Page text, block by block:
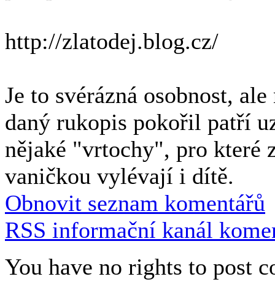
http://zlatodej.blog.cz/
Je to svérázná osobnost,
daný rukopis pokořil patří
nějaké "vrtochy", pro které
vaničkou vylévají i dítě.
Obnovit seznam komentářů
RSS informační kanál
You have no rights to post